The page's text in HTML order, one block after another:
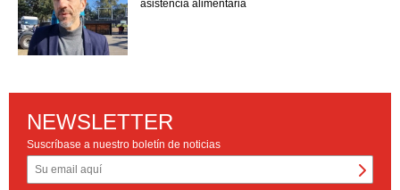
asistencia alimentaria
NEWSLETTER
Suscríbase a nuestro boletín de noticias